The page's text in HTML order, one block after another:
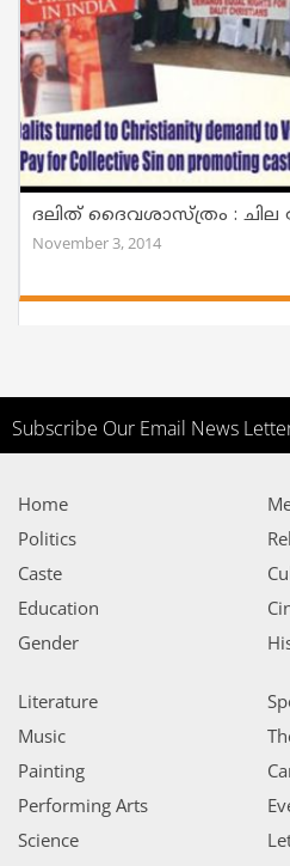
ദലിത് ദൈവശാസ്ത്രം :
November 3, 2014
Subscribe Our Email News
Home
Politics
Caste
Education
Gender
Literature
Music
Painting
Performing Arts
Science